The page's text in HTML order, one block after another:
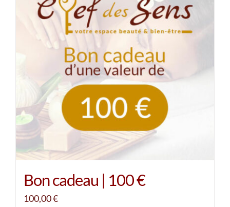
Bon cadeau | 100 €
100,00€